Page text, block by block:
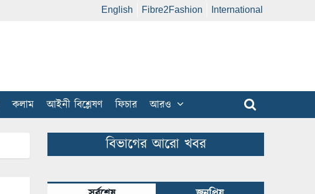
English Fibre2Fashion International
কলাম আইনী বিশ্লেষণ ফিচার আরও
বিভাগের আরো খবর